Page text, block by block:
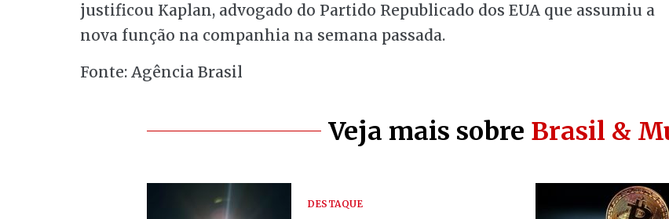
justificou Kaplan, advogado do Partido Republicado dos EUA que assumiu a
nova função na companhia na semana passada.
Fonte: Agência Brasil
Veja mais sobre Brasil &
DESTAQUE